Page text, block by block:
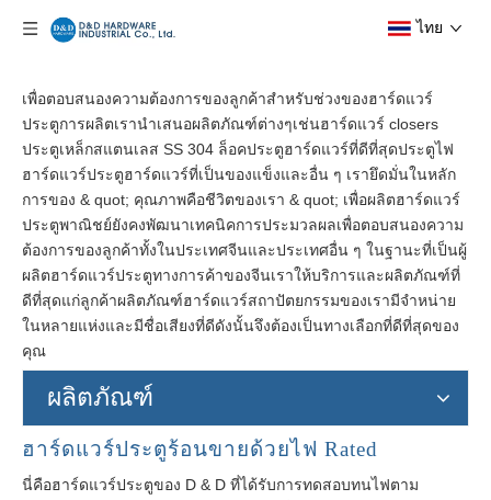
ไทย
เพื่อตอบสนองความต้องการของลูกค้าสำหรับช่วงของฮาร์ดแวร์
ประตูการผลิตเรานำเสนอผลิตภัณฑ์ต่างๆเช่นฮาร์ดแวร์ closers
ประตูเหล็กสแตนเลส SS 304 ล็อคประตูฮาร์ดแวร์ที่ดีที่สุดประตูไฟ
ฮาร์ดแวร์ประตูฮาร์ดแวร์ที่เป็นของแข็งและอื่น ๆ เรายึดมั่นในหลัก
การของ & quot; คุณภาพคือชีวิตของเรา & quot; เพื่อผลิตฮาร์ดแวร์
ประตูพาณิชย์ยังคงพัฒนาเทคนิคการประมวลผลเพื่อตอบสนองความ
ต้องการของลูกค้าทั้งในประเทศจีนและประเทศอื่น ๆ ในฐานะที่เป็นผู้
ผลิตฮาร์ดแวร์ประตูทางการค้าของจีนเราให้บริการและผลิตภัณฑ์ที่
ดีที่สุดแก่ลูกค้าผลิตภัณฑ์ฮาร์ดแวร์สถาปัตยกรรมของเรามีจำหน่าย
ในหลายแห่งและมีชื่อเสียงที่ดีดังนั้นจึงต้องเป็นทางเลือกที่ดีที่สุดของ
คุณ
ผลิตภัณฑ์
ฮาร์ดแวร์ประตูร้อนขายด้วยไฟ Rated
นี่คือฮาร์ดแวร์ประตูของ D & D ที่ได้รับการทดสอบทนไฟตาม